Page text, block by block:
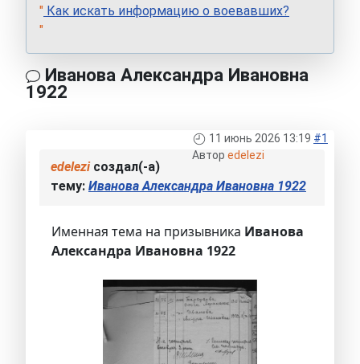
" Как искать информацию о воевавших?
"
Иванова Александра Ивановна
1922
11 июнь 2026 13:19 #1
Автор edelezi
edeleziсоздал(-а)
тему: Иванова Александра Ивановна 1922
Именная тема на призывника Иванова
Александра Ивановна 1922